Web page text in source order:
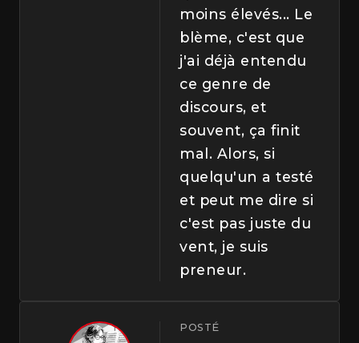
moins élevés... Le
blème, c'est que
j'ai déjà entendu
ce genre de
discours, et
souvent, ça finit
mal. Alors, si
quelqu'un a testé
et peut me dire si
c'est pas juste du
vent, je suis
preneur.
POSTÉ